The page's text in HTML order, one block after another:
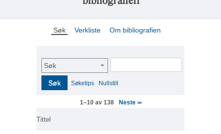
Søk Verkliste Om bibliografien
Søk
Søk Søketips Nullstill
1–10 av 138 Neste >>
Tittel